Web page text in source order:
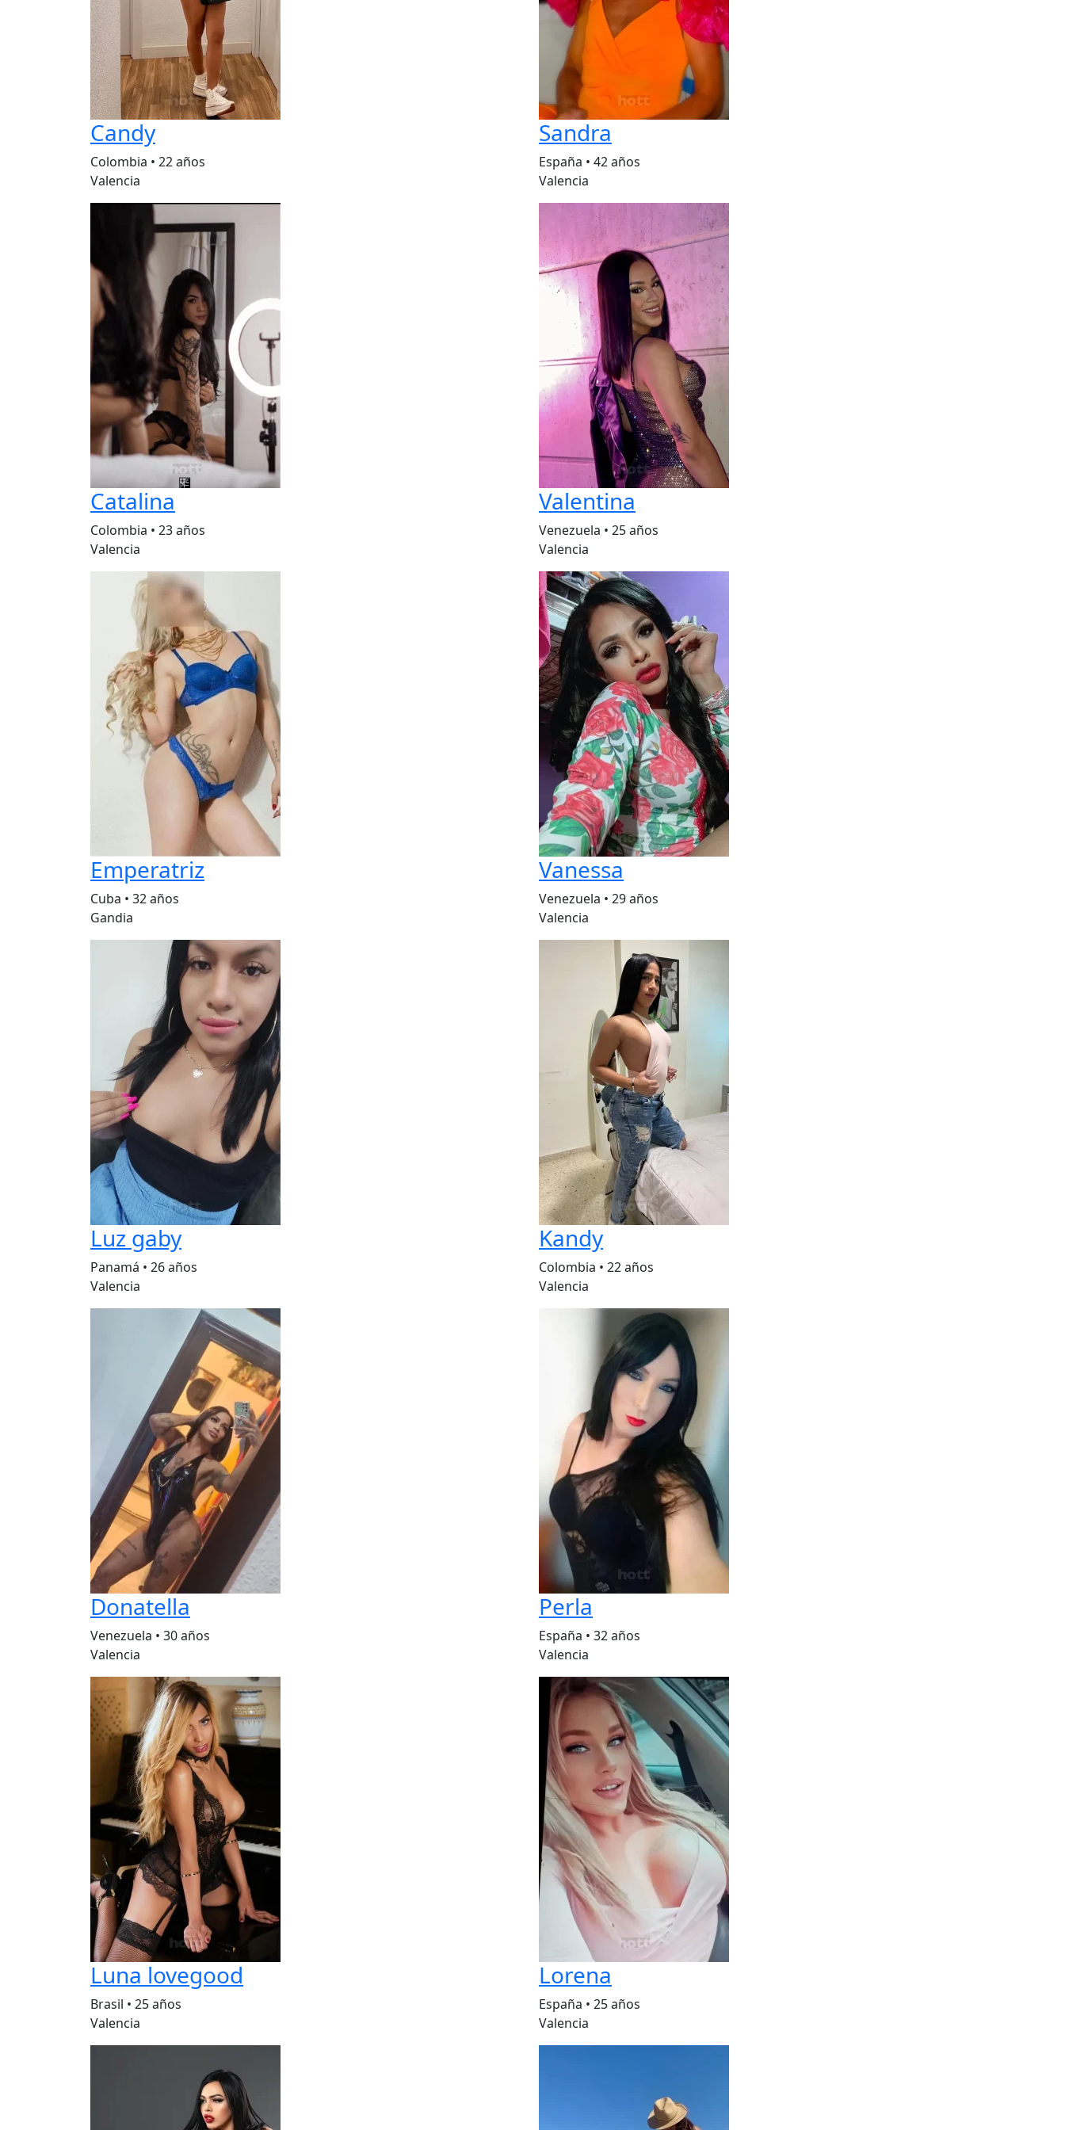
Candy
Colombia • 22 años
Valencia
Sandra
España • 42 años
Valencia
Catalina
Colombia • 23 años
Valencia
Valentina
Venezuela • 25 años
Valencia
Emperatriz
Cuba • 32 años
Gandia
Vanessa
Venezuela • 29 años
Valencia
Luz gaby
Panamá • 26 años
Valencia
Kandy
Colombia • 22 años
Valencia
Donatella
Venezuela • 30 años
Valencia
Perla
España • 32 años
Valencia
Luna lovegood
Brasil • 25 años
Valencia
Lorena
España • 25 años
Valencia